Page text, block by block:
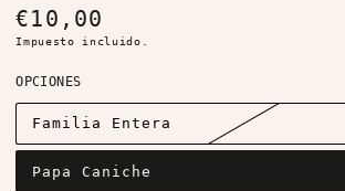
Precio
regular
€10,00
Impuesto incluido.
OPCIONES
Familia Entera
Papa Caniche